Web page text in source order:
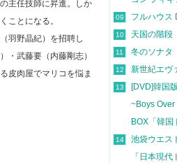
主任技師に昇進。しか
ことになる。
羽野晶紀）を招聘し
・武藤要（内藤剛志）
皮肉屋でマリコを悩ま
09 フルハウス
10 天国の階段
11 冬のソナタ
12 新世紀エヴ
13
[DVD]韓国
~Boys
BOX「韓国
14
池袋ウエス
「日本現代